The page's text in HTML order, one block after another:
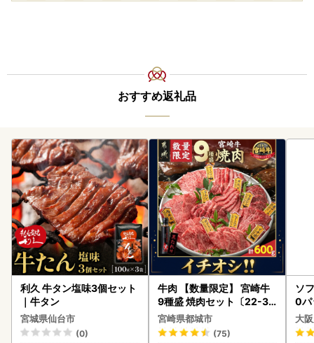
おすすめ返礼品
利久 牛タン塩味3個セット
｜牛タン
宮城県仙台市
(0)
牛肉 【数量限定】 宮崎牛
9種盛 焼肉セット〔22-31
-006-600g〕都城 イチオ
シ!! 牛肉
宮崎県都城市
(75)
ソ
0
大